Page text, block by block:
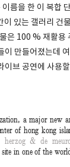
름을 한 이 복
있는 갤러리 건
물은 100 % 재활
만들어졌는데
이브 공연에 사용
a major
of hong kong
herzog & de
in one of the